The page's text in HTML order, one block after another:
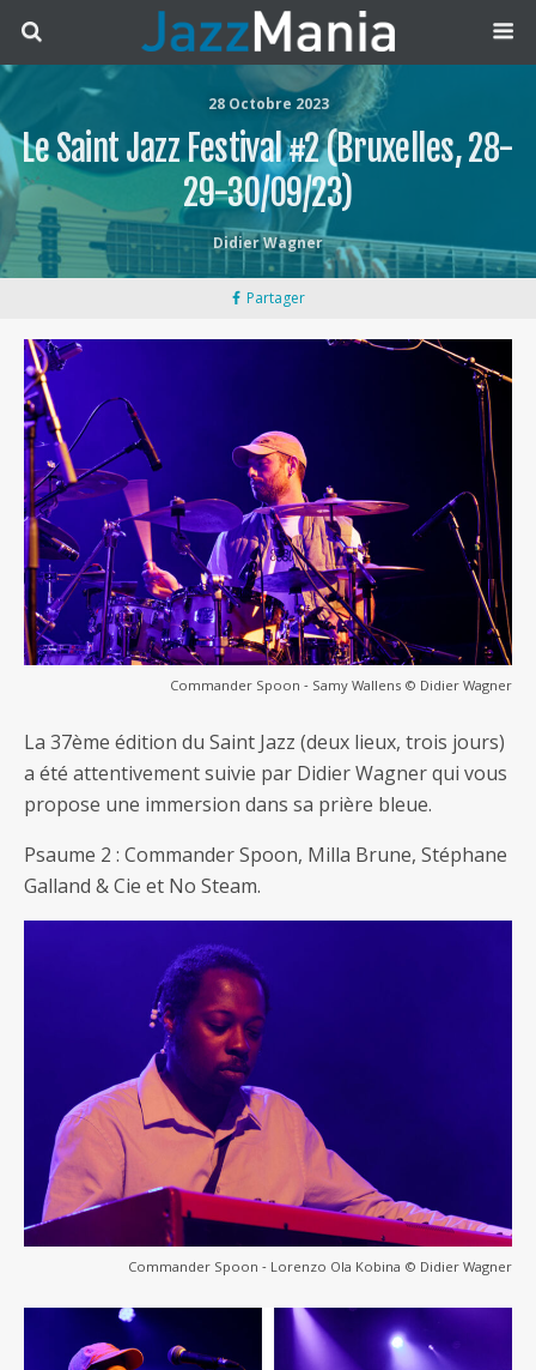
28 Octobre 2023
Le Saint Jazz Festival #2 (Bruxelles, 28-
29-30/09/23)
Didier Wagner
Partager
Commander Spoon ‐ Samy Wallens © Didier Wagner
La 37ème édition du Saint Jazz (deux lieux, trois jours)
a été attentivement suivie par Didier Wagner qui vous
propose une immersion dans sa prière bleue.
Psaume 2 : Commander Spoon, Milla Brune, Stéphane
Galland & Cie et No Steam.
Commander Spoon ‐ Lorenzo Ola Kobina © Didier Wagner